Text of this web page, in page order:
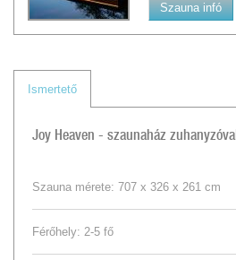
Szauna infó
Ismertető
Joy Heaven - szaunaház
Szauna mérete: 707 x 326 x 261 cm
Férőhely: 2-5 fő